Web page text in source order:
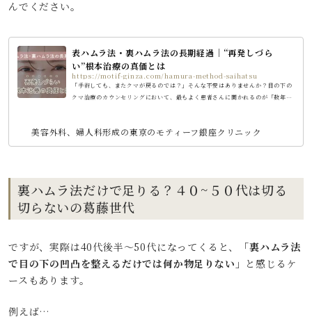
んでください。
表ハムラ法・裏ハムラ法の長期経過｜“再発しづら
い”根本治療の真価とは
https://motif-ginza.com/hamura-method-saihatsu
「手術しても、またクマが戻るのでは？」そんな不安はありませんか？目の下の
クマ治療のカウンセリングにおいて、最もよく患者さんに聞かれるのが「数年後
よね。 実際、ヒアルロン酸注入や経結膜的脱脂手術などの一部の治療では、時間
美容外科、婦人科形成の東京のモティーフ銀座クリニック
裏ハムラ法だけで足りる？４０~５０代は切る
切らないの葛藤世代
ですが、実際は40代後半〜50代になってくると、
「裏ハムラ法
で目の下の凹凸を整えるだけでは何か物足りない」 と感じるケ
ースもあります。
例えば…